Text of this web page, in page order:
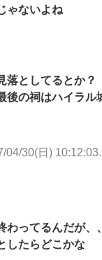
ゃないよね
落としてるとか？
後の祠はハイラル
04/30(日)
ってるんだが、、
したらどこかな